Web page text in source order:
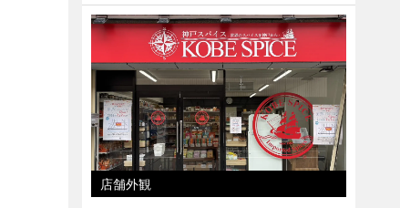
店舗外観